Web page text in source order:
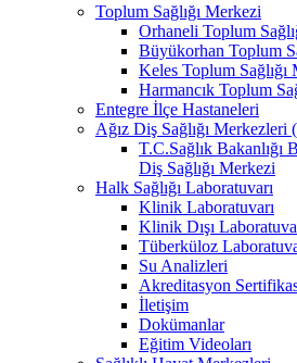
Toplum Sağlığı Merkezi
Orhaneli Toplum
Büyükorhan Toplum
Keles Toplum Sağlığı
Harmancık Toplum
Entegre İlçe Hastaneleri
Ağız Diş Sağlığı
T.C.Sağlık Bakanlığı
Diş Sağlığı Merkezi
Halk Sağlığı Laboratuvarı
Klinik Laboratuvarı
Klinik Dışı
Tüberküloz
Su Analizleri
Akreditasyon
İletişim
Dokümanlar
Eğitim Videoları